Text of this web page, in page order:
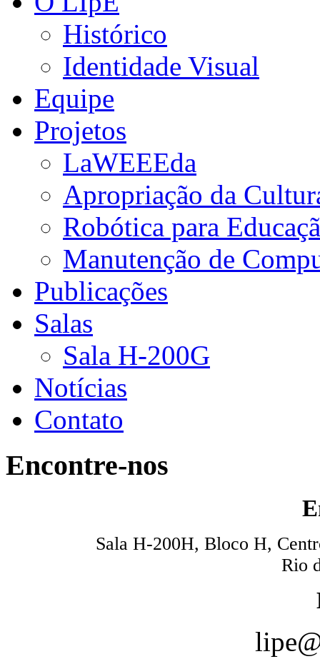
Histórico
Identidade Visual
Equipe
Projetos
LaWEEEda
Apropriação da
Robótica para
Manutenção de
Publicações
Salas
Sala H-200G
Notícias
Contato
Encontre-nos
Sala H-200H, Bloco H,
Rio